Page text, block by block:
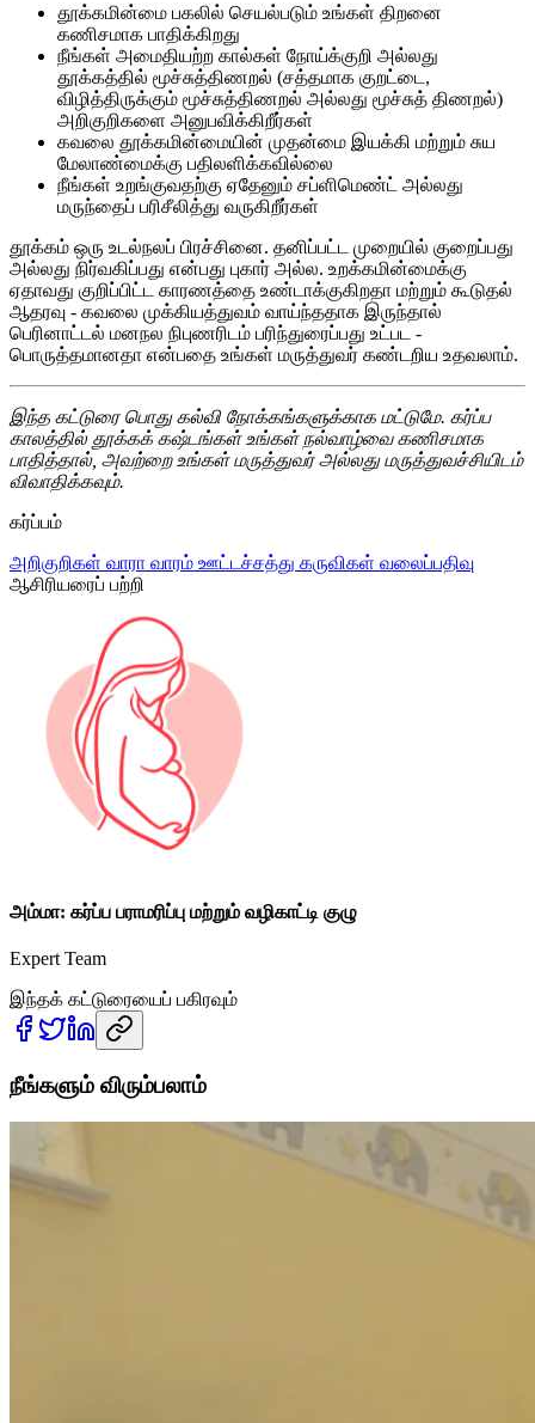
தூக்கமின்மை பகலில் செயல்படும் உங்கள் திறனை
கணிசமாக பாதிக்கிறது
நீங்கள் அமைதியற்ற கால்கள் நோய்க்குறி அல்லது
தூக்கத்தில் மூச்சுத்திணறல் (சத்தமாக குறட்டை,
விழித்திருக்கும் மூச்சுத்திணறல் அல்லது மூச்சுத் திணறல்)
அறிகுறிகளை அனுபவிக்கிறீர்கள்
கவலை தூக்கமின்மையின் முதன்மை இயக்கி மற்றும் சுய
மேலாண்மைக்கு பதிலளிக்கவில்லை
நீங்கள் உறங்குவதற்கு ஏதேனும் சப்ளிமெண்ட் அல்லது
மருந்தைப் பரிசீலித்து வருகிறீர்கள்
தூக்கம் ஒரு உடல்நலப் பிரச்சினை. தனிப்பட்ட முறையில் குறைப்பது
அல்லது நிர்வகிப்பது என்பது புகார் அல்ல. உறக்கமின்மைக்கு
ஏதாவது குறிப்பிட்ட காரணத்தை உண்டாக்குகிறதா மற்றும் கூடுதல்
ஆதரவு - கவலை முக்கியத்துவம் வாய்ந்ததாக இருந்தால்
பெரினாட்டல் மனநல நிபுணரிடம் பரிந்துரைப்பது உட்பட -
பொருத்தமானதா என்பதை உங்கள் மருத்துவர் கண்டறிய உதவலாம்.
இந்த கட்டுரை பொது கல்வி நோக்கங்களுக்காக மட்டுமே. கர்ப்ப
காலத்தில் தூக்கக் கஷ்டங்கள் உங்கள் நல்வாழ்வை கணிசமாக
பாதித்தால், அவற்றை உங்கள் மருத்துவர் அல்லது மருத்துவச்சியிடம்
விவாதிக்கவும்.
கர்ப்பம்
அறிகுறிகள் வாரா வாரம் ஊட்டச்சத்து கருவிகள் வலைப்பதிவு
ஆசிரியரைப் பற்றி
அம்மா: கர்ப்ப பராமரிப்பு மற்றும் வழிகாட்டி குழு
Expert Team
இந்தக் கட்டுரையைப் பகிரவும்
நீங்களும் விரும்பலாம்